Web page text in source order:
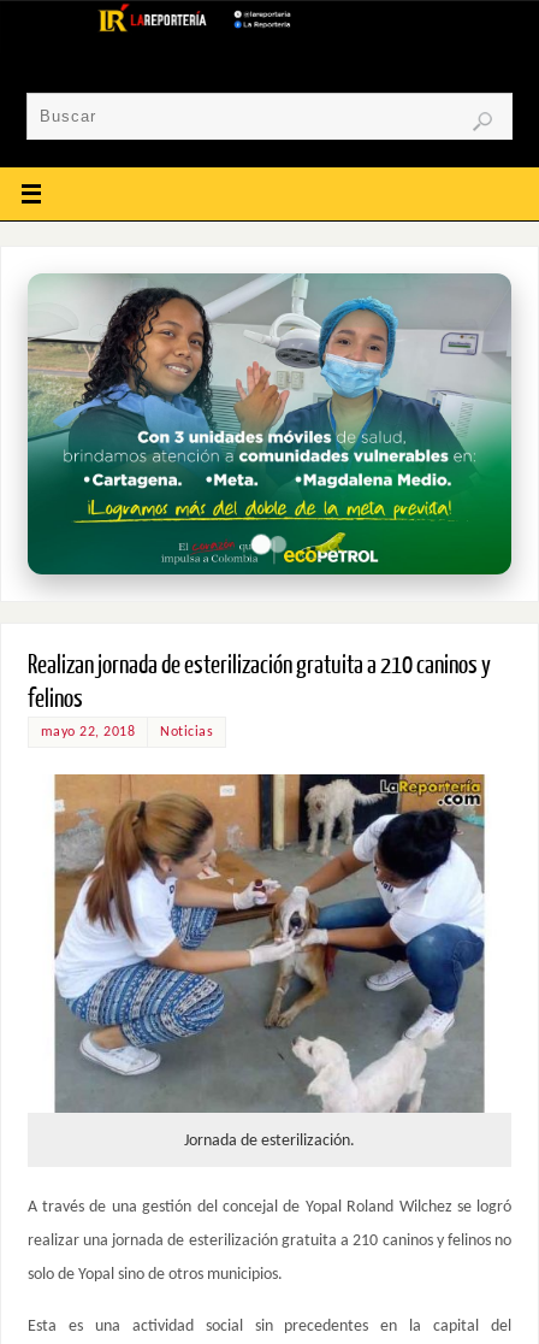
Realizan jornada de esterilización gratuita a 210 caninos y
felinos
mayo 22, 2018 Noticias
Jornada de esterilización.
A través de una gestión del concejal de Yopal Roland Wilchez se logró
realizar una jornada de esterilización gratuita a 210 caninos y felinos no
solo de Yopal sino de otros municipios.
Esta es una actividad social sin precedentes en la capital del